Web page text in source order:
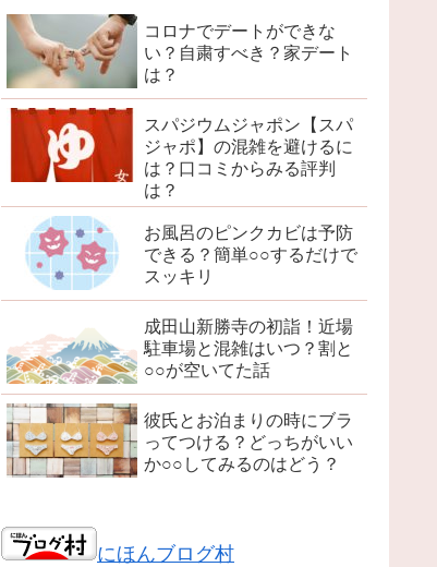
コロナでデートができな
い？自粛すべき？家デート
は？
スパジウムジャポン【スパ
ジャポ】の混雑を避けるに
は？口コミからみる評判
は？
お風呂のピンクカビは予防
できる？簡単○○するだけで
スッキリ
成田山新勝寺の初詣！近場
駐車場と混雑はいつ？割と
○○が空いてた話
彼氏とお泊まりの時にブラ
ってつける？どっちがいい
か○○してみるのはどう？
にほんブログ村